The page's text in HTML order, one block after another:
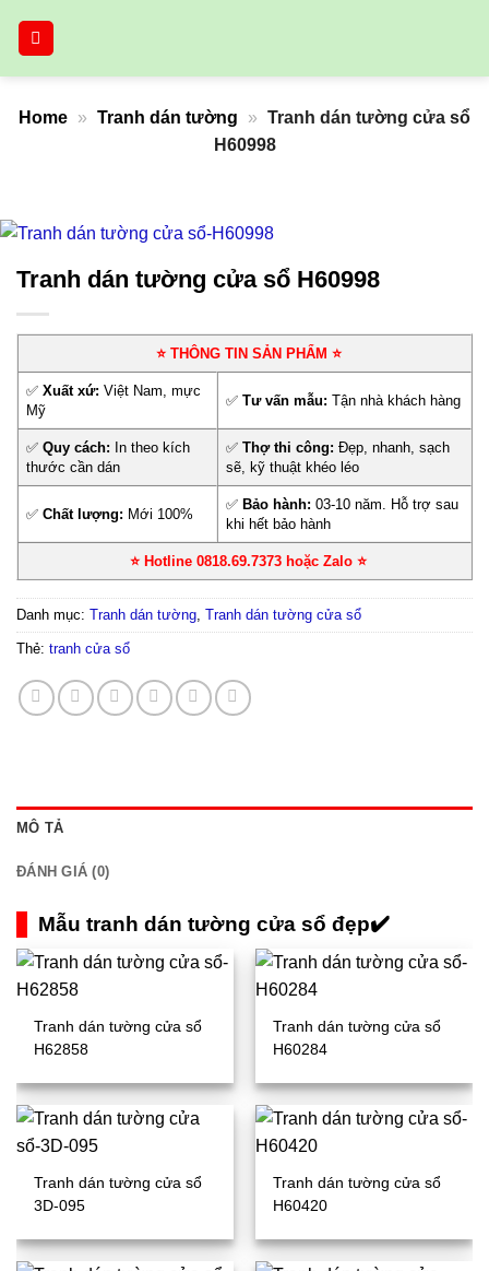
Home » Tranh dán tường » Tranh dán tường cửa sổ
H60998
Tranh dán tường cửa sổ H60998
⭐ THÔNG TIN SẢN PHẨM ⭐
✅Xuất xứ: Việt Nam, mực
Mỹ
✅Tư vấn mẫu: Tận nhà khách hàng
✅Quy cách: In theo kích
thước cần dán
✅Thợ thi công: Đẹp, nhanh, sạch
sẽ, kỹ thuật khéo léo
✅Chất lượng: Mới 100%
✅ Bảo hành: 03-10 năm. Hỗ trợ sau
khi hết bảo hành
⭐ Hotline 0818.69.7373 hoặc Zalo ⭐
Danh mục: Tranh dán tường, Tranh dán tường cửa sổ
Thẻ: tranh cửa sổ
MÔ TẢ
ĐÁNH GIÁ (0)
Mẫu tranh dán tường cửa sổ đẹp✔️
Tranh dán tường cửa sổ
H62858
Tranh dán tường cửa sổ
H60284
Tranh dán tường cửa sổ
3D-095
Tranh dán tường cửa sổ
H60420